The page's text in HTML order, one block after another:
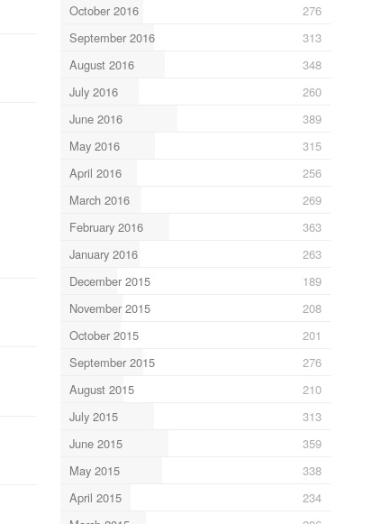
October 2016
276
September 2016
313
August 2016
348
July 2016
260
June 2016
389
May 2016
315
April 2016
256
March 2016
269
February 2016
363
January 2016
263
December 2015
189
November 2015
208
October 2015
201
September 2015
276
August 2015
210
July 2015
313
June 2015
359
May 2015
338
April 2015
234